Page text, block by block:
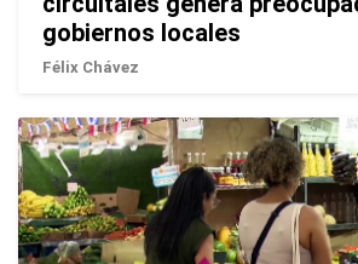
gobiernos locales
Félix Chávez